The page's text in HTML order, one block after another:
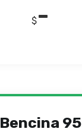
$-
Bencina 95